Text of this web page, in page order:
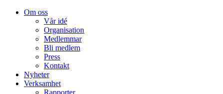
Om oss
Vår idé
Organisation
Medlemmar
Bli medlem
Press
Kontakt
Nyheter
Verksamhet
Rapporter